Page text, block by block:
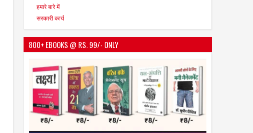
हमारे बारे में
सरकारी कार्य
800+ EBOOKS @ RS. 99/- ONLY